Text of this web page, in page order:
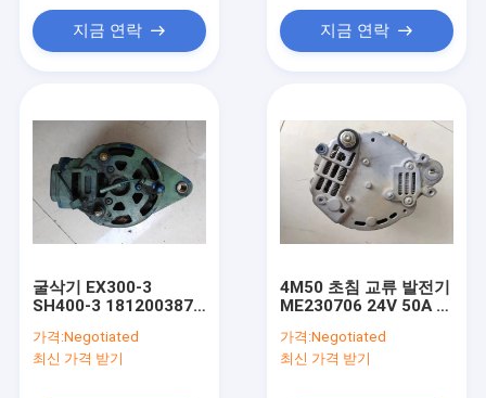
지금 연락 지금 연락
굴삭기 EX300-3
SH400-3 1812003870
발전기 24V 40A
가격:Negotiated
최신 가격 받기
4M50 초침 교류 발전기
ME230706 24V 50A 설
SY195 - 10
가격:Negotiated
최신 가격 받기